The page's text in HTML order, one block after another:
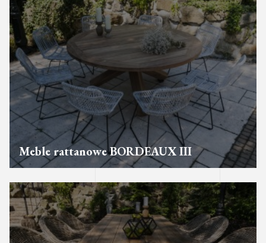
Meble rattanowe BORDEAUX III